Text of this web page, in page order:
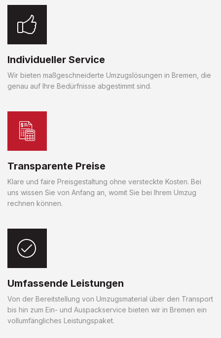
Individueller Service
Wir bieten maßgeschneiderte Umzugslösungen in Bremen, die
genau auf Ihre Bedürfnisse abgestimmt sind.
Transparente Preise
Klare und faire Preisgestaltung ohne versteckte Kosten. Bei
uns wissen Sie von Anfang an, womit Sie bei Ihrem Umzug
rechnen können.
Umfassende Leistungen
Von der Bereitstellung von Umzugsmaterial über den Transport
bis hin zum Ein- und Auspackservice bieten wir in Bremen ein
vollumfängliches Leistungspaket.